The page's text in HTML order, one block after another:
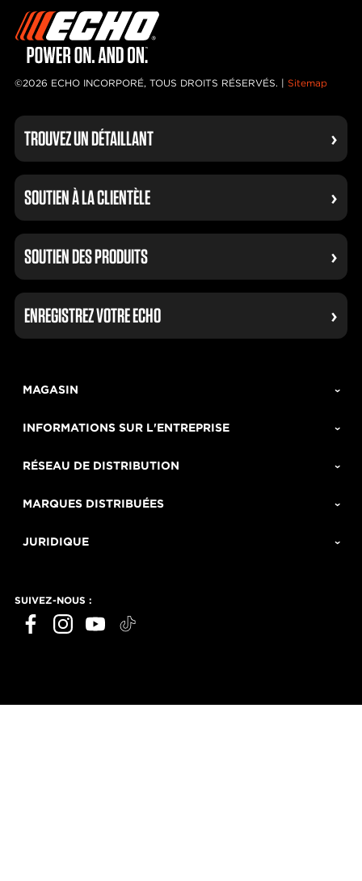
©2026 ECHO INCORPORÉ, TOUS DROITS RÉSERVÉS. | Sitemap
TROUVEZ UN DÉTAILLANT
SOUTIEN À LA CLIENTÈLE
SOUTIEN DES PRODUITS
ENREGISTREZ VOTRE ECHO
MAGASIN
INFORMATIONS SUR L'ENTREPRISE
RÉSEAU DE DISTRIBUTION
MARQUES DISTRIBUÉES
JURIDIQUE
SUIVEZ-NOUS :